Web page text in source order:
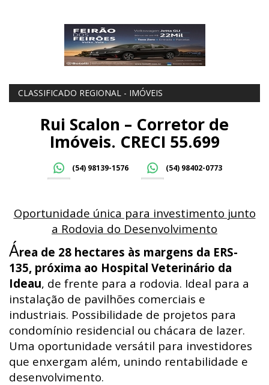
CLASSIFICADO REGIONAL - IMÓVEIS
Rui Scalon – Corretor de
Imóveis. CRECI 55.699
(54) 98139-1576 (54) 98402-0773
Oportunidade única para investimento junto
a Rodovia do Desenvolvimento
Área de 28 hectares às margens da ERS-
135, próxima ao Hospital Veterinário da
Ideau, de frente para a rodovia. Ideal para a
instalação de pavilhões comerciais e
industriais. Possibilidade de projetos para
condomínio residencial ou chácara de lazer.
Uma oportunidade versátil para investidores
que enxergam além, unindo rentabilidade e
desenvolvimento.